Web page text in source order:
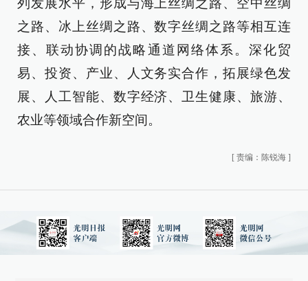
列发展水平，形成与海上丝绸之路、空中丝绸
之路、冰上丝绸之路、数字丝绸之路等相互连
接、联动协调的战略通道网络体系。深化贸
易、投资、产业、人文务实合作，拓展绿色发
展、人工智能、数字经济、卫生健康、旅游、
农业等领域合作新空间。
[ 责编：陈锐海 ]